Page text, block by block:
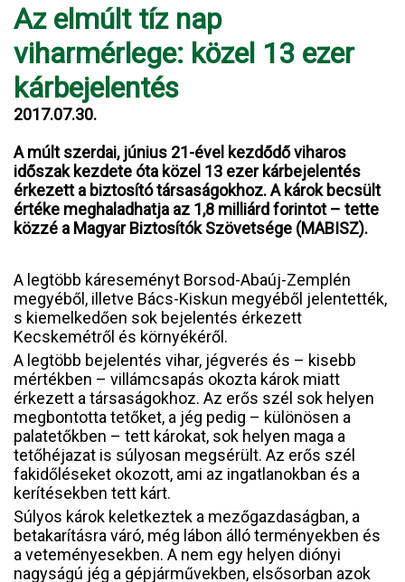
Az elmúlt tíz nap
viharmérlege: közel 13 ezer
kárbejelentés
2017.07.30.
A múlt szerdai, június 21-ével kezdődő viharos
időszak kezdete óta közel 13 ezer kárbejelentés
érkezett a biztosító társaságokhoz. A károk becsült
értéke meghaladhatja az 1,8 milliárd forintot – tette
közzé a Magyar Biztosítók Szövetsége (MABISZ).
A legtöbb káreseményt Borsod-Abaúj-Zemplén
megyéből, illetve Bács-Kiskun megyéből jelentették,
s kiemelkedően sok bejelentés érkezett
Kecskemétről és környékéről.
A legtöbb bejelentés vihar, jégverés és – kisebb
mértékben – villámcsapás okozta károk miatt
érkezett a társaságokhoz. Az erős szél sok helyen
megbontotta tetőket, a jég pedig – különösen a
palatetőkben – tett károkat, sok helyen maga a
tetőhéjazat is súlyosan megsérült. Az erős szél
fakidőléseket okozott, ami az ingatlanokban és a
kerítésekben tett kárt.
Súlyos károk keletkeztek a mezőgazdaságban, a
betakarításra váró, még lábon álló terményekben és
a veteményesekben. A nem egy helyen diónyi
nagyságú jég a gépjárművekben, elsősorban azok